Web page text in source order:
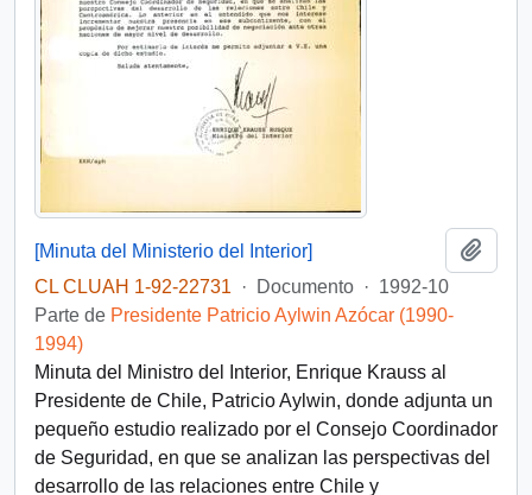
[Minuta del Ministerio del Interior]
CL CLUAH 1-92-22731
· Documento · 1992-10
Parte de Presidente Patricio Aylwin Azócar (1990-
1994)
Minuta del Ministro del Interior, Enrique Krauss al
Presidente de Chile, Patricio Aylwin, donde adjunta un
pequeño estudio realizado por el Consejo Coordinador
de Seguridad, en que se analizan las perspectivas del
desarrollo de las relaciones entre Chile y